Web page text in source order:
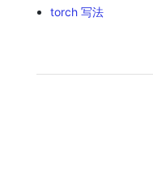
torch 写法